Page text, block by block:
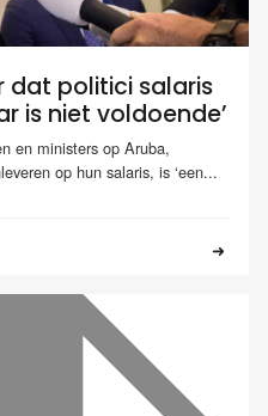
dat politici salaris
is niet voldoende’
en ministers op Aruba,
op hun salaris, is ‘een...